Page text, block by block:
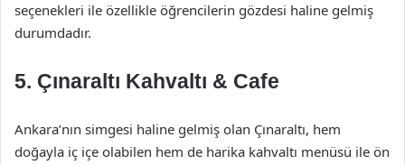
seçenekleri ile özellikle öğrencilerin gözdesi haline gelmiş
durumdadır.
5. Çınaraltı Kahvaltı & Cafe
Ankara’nın simgesi haline gelmiş olan Çınaraltı, hem
doğayla iç içe olabilen hem de harika kahvaltı menüsü ile ön